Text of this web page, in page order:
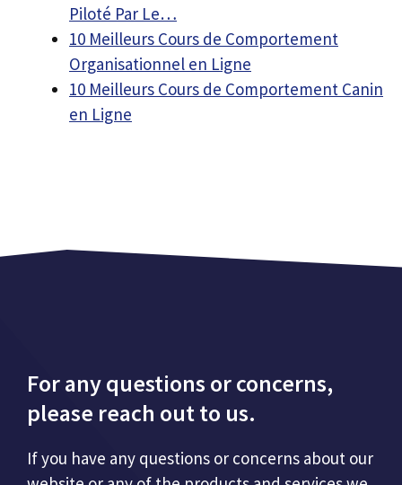
Piloté Par Le…
10 Meilleurs Cours de Comportement
Organisationnel en Ligne
10 Meilleurs Cours de Comportement Canin
en Ligne
For any questions or concerns,
please reach out to us.
If you have any questions or concerns about our